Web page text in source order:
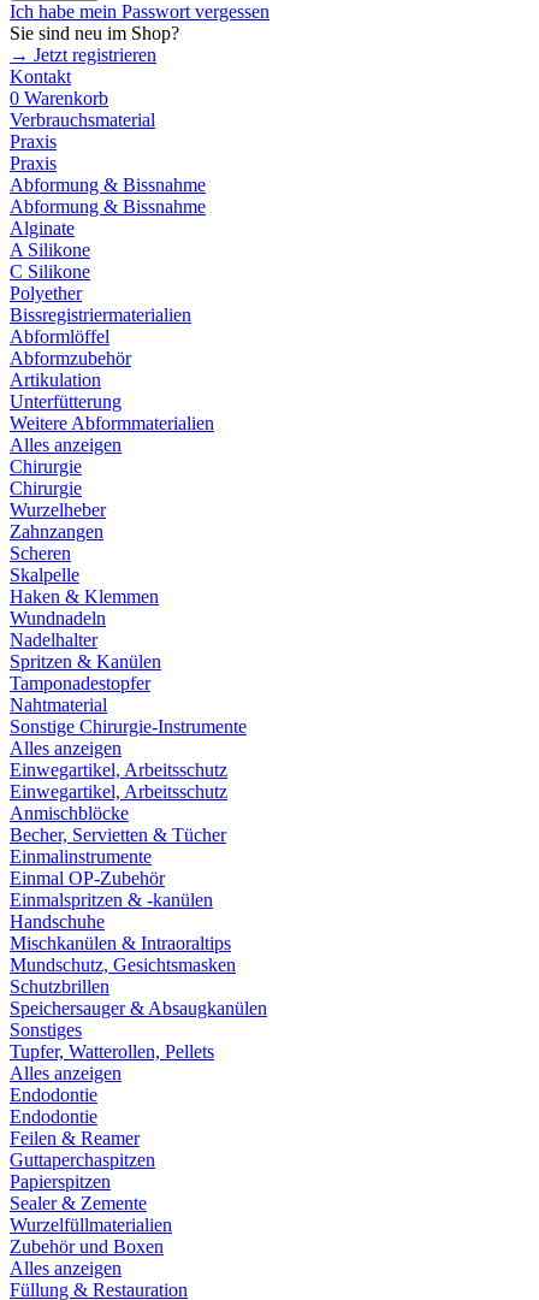
Ich habe mein Passwort vergessen
Sie sind neu im Shop?
→ Jetzt registrieren
Kontakt
0 Warenkorb
Verbrauchsmaterial
Praxis
Praxis
Abformung & Bissnahme
Abformung & Bissnahme
Alginate
A Silikone
C Silikone
Polyether
Bissregistriermaterialien
Abformlöffel
Abformzubehör
Artikulation
Unterfütterung
Weitere Abformmaterialien
Alles anzeigen
Chirurgie
Chirurgie
Wurzelheber
Zahnzangen
Scheren
Skalpelle
Haken & Klemmen
Wundnadeln
Nadelhalter
Spritzen & Kanülen
Tamponadestopfer
Nahtmaterial
Sonstige Chirurgie-Instrumente
Alles anzeigen
Einwegartikel, Arbeitsschutz
Einwegartikel, Arbeitsschutz
Anmischblöcke
Becher, Servietten & Tücher
Einmalinstrumente
Einmal OP-Zubehör
Einmalspritzen & -kanülen
Handschuhe
Mischkanülen & Intraoraltips
Mundschutz, Gesichtsmasken
Schutzbrillen
Speichersauger & Absaugkanülen
Sonstiges
Tupfer, Watterollen, Pellets
Alles anzeigen
Endodontie
Endodontie
Feilen & Reamer
Guttaperchaspitzen
Papierspitzen
Sealer & Zemente
Wurzelfüllmaterialien
Zubehör und Boxen
Alles anzeigen
Füllung & Restauration